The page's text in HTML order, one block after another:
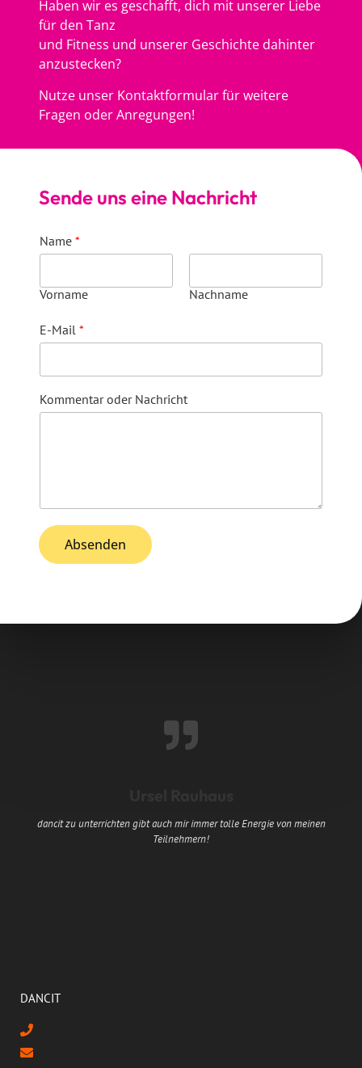
Haben wir es geschafft, dich mit unserer Liebe
für den Tanz
und Fitness und unserer Geschichte dahinter
anzustecken?
Nutze unser Kontaktformular für weitere
Fragen oder Anregungen!
Sende uns eine Nachricht
Name *
Vorname Nachname
E-Mail *
Kommentar oder Nachricht
Absenden
dancit zu unterrichten gibt auch mir immer tolle Energie von meinen
Teilnehmern!
DANCIT